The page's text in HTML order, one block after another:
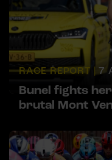
RACE REPORT | 7
Bunel fights
brutal Mont